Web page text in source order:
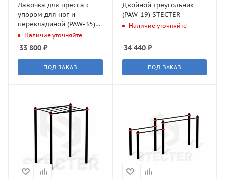
Лавочка для пресса с
упором для ног и
перекладиной (PAW-35)
STECTER
Наличие уточняйте
33 800 ₽
ПОД ЗАКАЗ
Двойной треугольник
(PAW-19) STECTER
Наличие уточняйте
34 440₽
ПОД ЗАКАЗ